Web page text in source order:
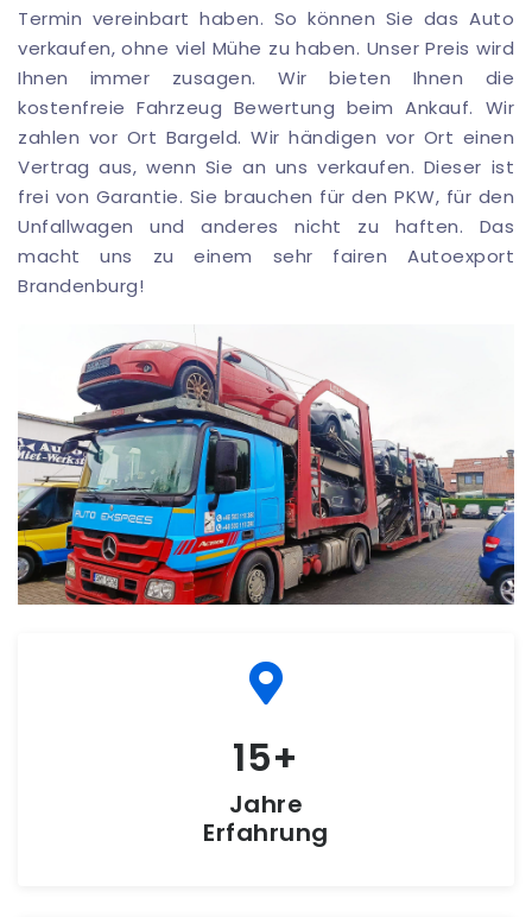
Termin vereinbart haben. So können Sie das Auto
verkaufen, ohne viel Mühe zu haben. Unser Preis wird
Ihnen immer zusagen. Wir bieten Ihnen die
kostenfreie Fahrzeug Bewertung beim Ankauf. Wir
zahlen vor Ort Bargeld. Wir händigen vor Ort einen
Vertrag aus, wenn Sie an uns verkaufen. Dieser ist
frei von Garantie. Sie brauchen für den PKW, für den
Unfallwagen und anderes nicht zu haften. Das
macht uns zu einem sehr fairen Autoexport
Brandenburg!
15
Jahre
Erfahrung